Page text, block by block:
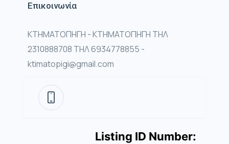
Επικοινωνία
ΚΤΗΜΑΤΟΠΗΓΗ - ΚΤΗΜΑΤΟΠΗΓΗ ΤΗΛ
2310888708 ΤΗΛ 6934778855 -
ktimatopigi@gmail.com
Listing ID Number: